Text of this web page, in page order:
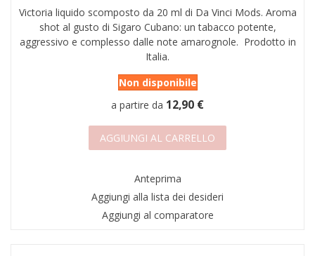
Victoria liquido scomposto da 20 ml di Da Vinci Mods. Aroma
shot al gusto di Sigaro Cubano: un tabacco potente,
aggressivo e complesso dalle note amarognole. Prodotto in
Italia.
Non disponibile
a partire da 12,90 €
AGGIUNGI AL CARRELLO
Anteprima
Aggiungi alla lista dei desideri
Aggiungi al comparatore